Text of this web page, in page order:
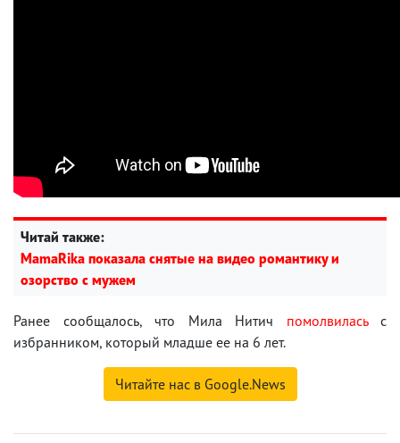
Читай также:
MamaRika показала снятые на видео романтику и
озорство с мужем
Ранее сообщалось, что Мила Нитич помолвиласьс
избранником, который младше ее на 6 лет.
Читайте нас в Google.News